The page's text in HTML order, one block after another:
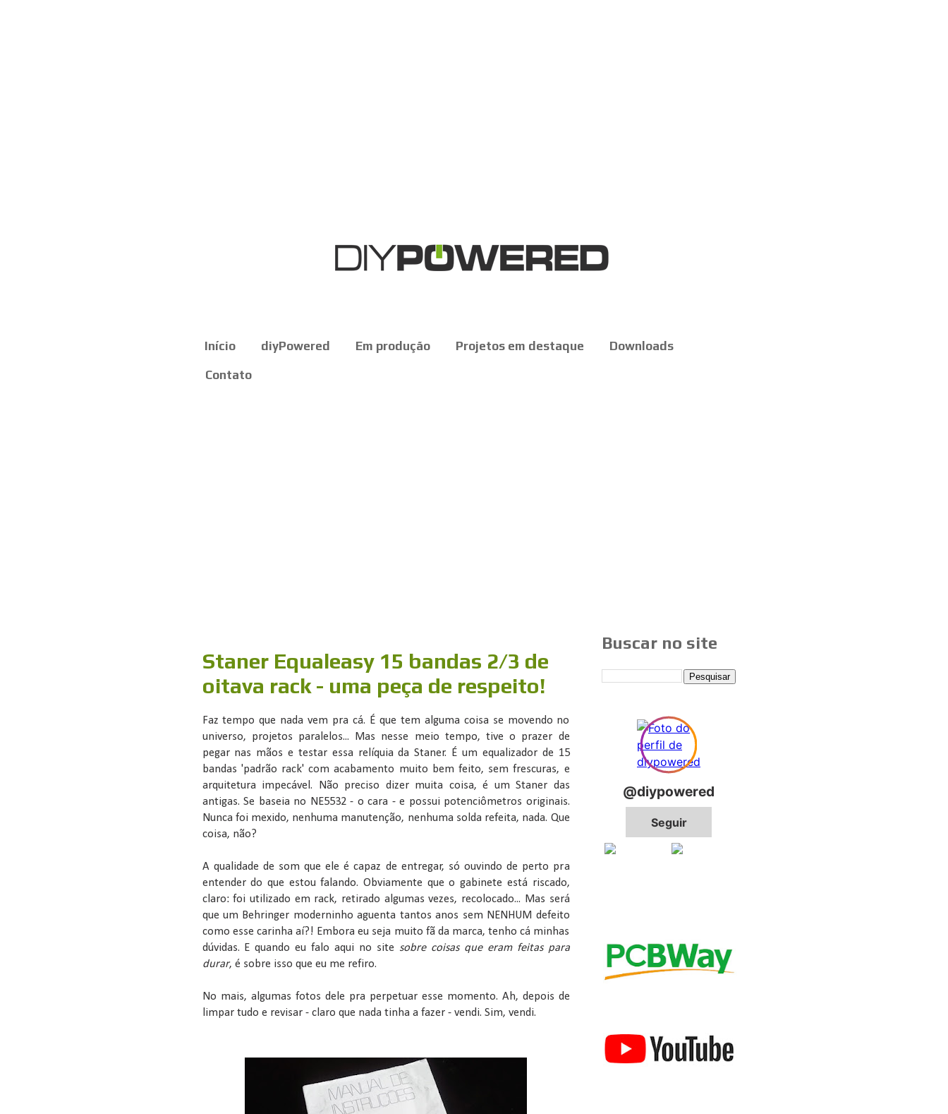
Início diyPowered Em produção Projetos em destaque Downloads
Contato
Staner Equaleasy 15 bandas 2/3 de
oitava rack - uma peça de respeito!
Faz tempo que nada vem pra cá. É que tem alguma coisa se movendo no
universo, projetos paralelos... Mas nesse meio tempo, tive o prazer de
pegar nas mãos e testar essa relíquia da Staner. É um equalizador de 15
bandas 'padrão rack' com acabamento muito bem feito, sem frescuras, e
arquitetura impecável. Não preciso dizer muita coisa, é um Staner das
antigas. Se baseia no NE5532 - o cara - e possui potenciômetros originais.
Nunca foi mexido, nenhuma manutenção, nenhuma solda refeita, nada. Que
coisa, não?
A qualidade de som que ele é capaz de entregar, só ouvindo de perto pra
entender do que estou falando. Obviamente que o gabinete está riscado,
claro: foi utilizado em rack, retirado algumas vezes, recolocado... Mas será
que um Behringer moderninho aguenta tantos anos sem NENHUM defeito
como esse carinha aí?! Embora eu seja muito fã da marca, tenho cá minhas
dúvidas. E quando eu falo aqui no site sobre coisas que eram feitas para
durar, é sobre isso que eu me refiro.
No mais, algumas fotos dele pra perpetuar esse momento. Ah, depois de
limpar tudo e revisar - claro que nada tinha a fazer - vendi. Sim, vendi.
Buscar no site